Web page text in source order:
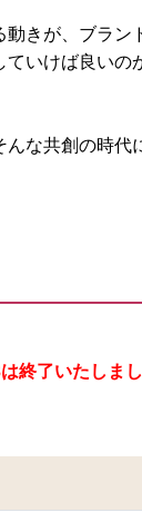
動きが、ブラ
いけば良いの
な共創の時代
終了いたしま